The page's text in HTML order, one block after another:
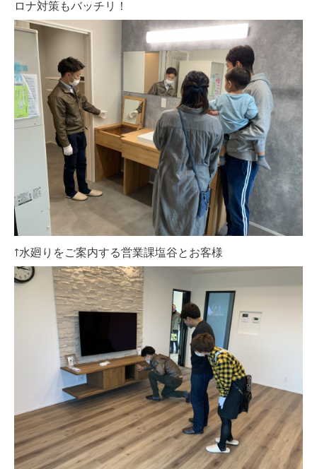
ロナ対策もバッチリ！
↑水廻りをご案内する営業課塩谷とお客様